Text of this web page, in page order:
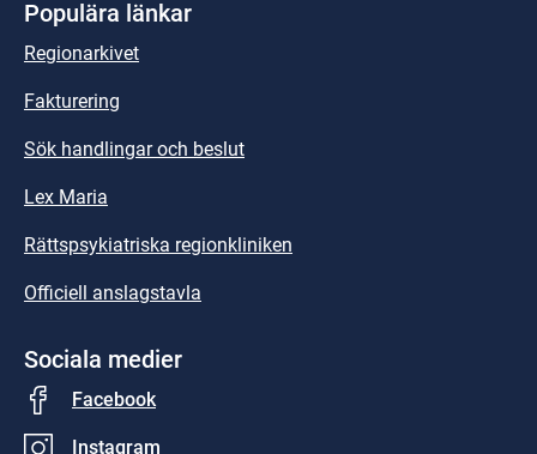
Populära länkar
Regionarkivet
Fakturering
Sök handlingar och beslut
Lex Maria
Rättspsykiatriska regionkliniken
Officiell anslagstavla
Sociala medier
Facebook
Instagram